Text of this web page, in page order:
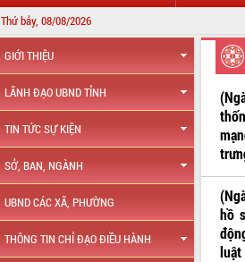
Thứ bảy, 08/08/2026
GIỚI THIỆU
LÃNH ĐẠO UBND TỈNH
TIN TỨC SỰ KIỆN
SỞ, BAN, NGÀNH
UBND CÁC XÃ, PHƯỜNG
THÔNG TIN CHỈ ĐẠO ĐIỀU HÀNH
hồ
luật